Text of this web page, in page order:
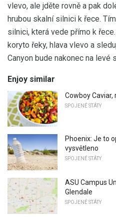
vlevo, ale jděte rovně a pak
hrubou skalní silnici k řece.
silnici, která vede přímo k
koryto řeky, hlava vlevo a
Canyon bude nakonec na levé
Enjoy similar
Cowboy
SPOJENÉ STÁTY
Phoenix: Je to
vysvětleno
SPOJENÉ STÁTY
ASU Campus
Glendale
SPOJENÉ STÁTY